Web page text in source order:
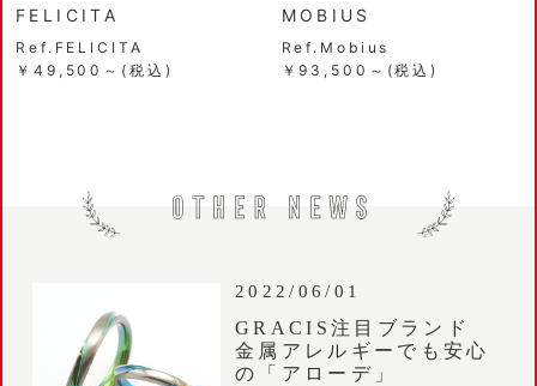
FELICITA
Ref.FELICITA
￥49,500～(税込)
MOBIUS
Ref.Mobius
￥93,500～(税込)
2022/06/01
GRACIS注目ブランド
金属アレルギーでも安心
の「アローデ」